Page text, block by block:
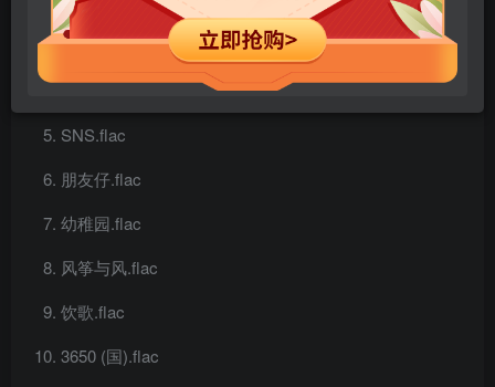
丢架.flac
大浪漫主义.flac
SNS.flac
朋友仔.flac
幼稚园.flac
风筝与风.flac
饮歌.flac
3650 (国).flac